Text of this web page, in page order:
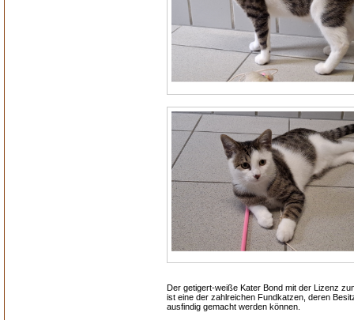
Der getigert-weiße Kater Bond mit der Lizenz
ist eine der zahlreichen Fundkatzen, deren
ausfindig gemacht werden können.